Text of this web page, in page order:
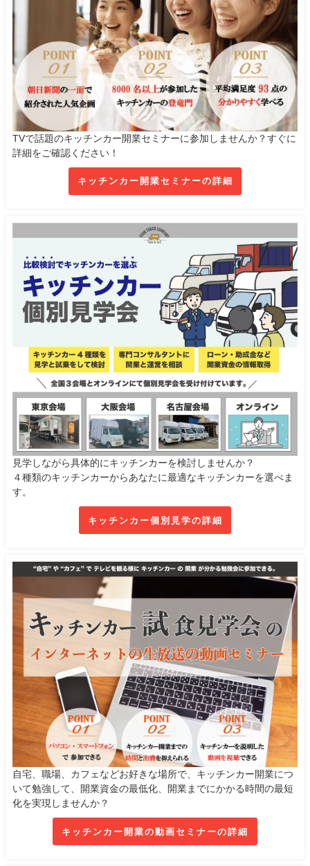
TVで話題のキッチンカー開業セミナーに参加しませんか？すぐに
詳細をご確認ください！
キッチンカー開業セミナーの詳細
見学しながら具体的にキッチンカーを検討しませんか？
４種類のキッチンカーからあなたに最適なキッチンカーを選べま
す。
キッチンカー個別見学の詳細
自宅、職場、カフェなどお好きな場所で、キッチンカー開業につ
いて勉強して、開業資金の最低化、開業までにかかる時間の最短
化を実現しませんか？
キッチンカー開業の動画セミナーの詳細